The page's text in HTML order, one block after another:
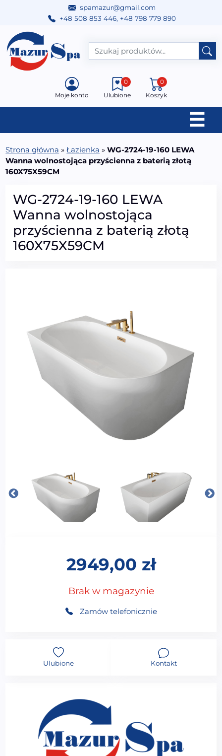
spamazur@gmail.com
+48 508 853 446, +48 798 779 890
Przejdź do treści
Main Navigation
Moje konto Ulubione
0
Koszyk
0
☰
Strona główna »Łazienka »WG-2724-19-160 LEWA
Wanna wolnostojąca przyścienna z baterią złotą
160X75X59CM
WG-2724-19-160 LEWA
Wanna wolnostojąca
przyścienna z baterią złotą
160X75X59CM
2949,00 zł
Brak w magazynie
Zamów telefonicznie
Ulubione Kontakt